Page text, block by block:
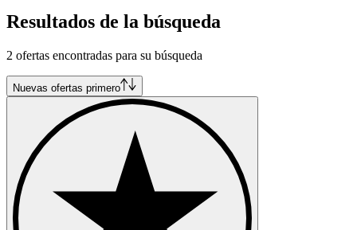
Cadillac models
Cadillac Allanté
Cadillac Brougham
Cadillac DeVille
Cadillac Fleetwood
Cadillac Series 353
Cadillac Series 60
Cadillac Series 62
Cadillac Series 75
Cadillac V-16
Cadillac V16
Resultados de la búsqueda
2 ofertas encontradas para su búsqueda
Nuevas ofertas primero